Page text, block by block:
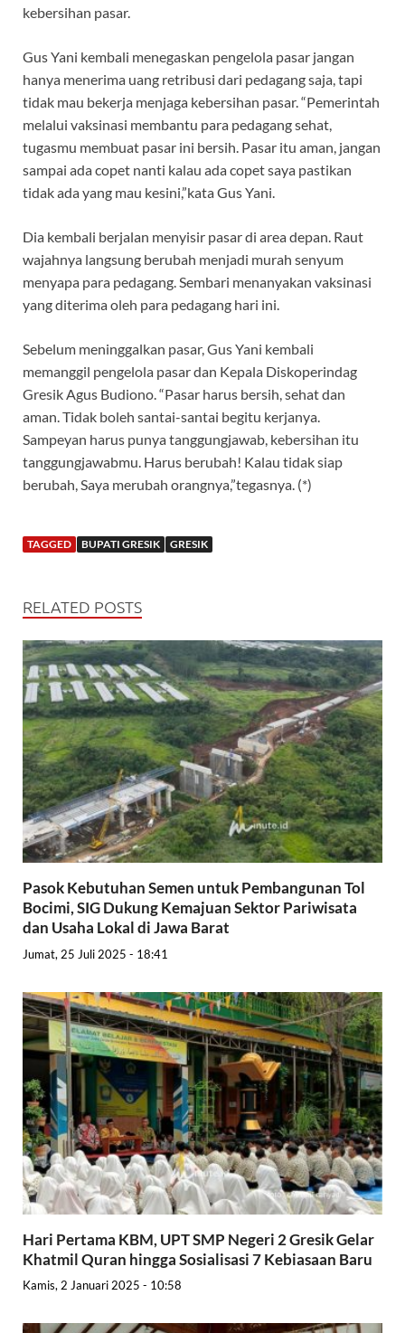
kebersihan pasar.
Gus Yani kembali menegaskan pengelola pasar jangan
hanya menerima uang retribusi dari pedagang saja, tapi
tidak mau bekerja menjaga kebersihan pasar. “Pemerintah
melalui vaksinasi membantu para pedagang sehat,
tugasmu membuat pasar ini bersih. Pasar itu aman, jangan
sampai ada copet nanti kalau ada copet saya pastikan
tidak ada yang mau kesini,”kata Gus Yani.
Dia kembali berjalan menyisir pasar di area depan. Raut
wajahnya langsung berubah menjadi murah senyum
menyapa para pedagang. Sembari menanyakan vaksinasi
yang diterima oleh para pedagang hari ini.
Sebelum meninggalkan pasar, Gus Yani kembali
memanggil pengelola pasar dan Kepala Diskoperindag
Gresik Agus Budiono. “Pasar harus bersih, sehat dan
aman. Tidak boleh santai-santai begitu kerjanya.
Sampeyan harus punya tanggungjawab, kebersihan itu
tanggungjawabmu. Harus berubah! Kalau tidak siap
berubah, Saya merubah orangnya,”tegasnya. (*)
TAGGED BUPATI GRESIK GRESIK
RELATED POSTS
Pasok Kebutuhan Semen untuk Pembangunan Tol
Bocimi, SIG Dukung Kemajuan Sektor Pariwisata
dan Usaha Lokal di Jawa Barat
Jumat, 25 Juli 2025 - 18:41
Hari Pertama KBM, UPT SMP Negeri 2 Gresik Gelar
Khatmil Quran hingga Sosialisasi 7 Kebiasaan Baru
Kamis, 2 Januari 2025 - 10:58